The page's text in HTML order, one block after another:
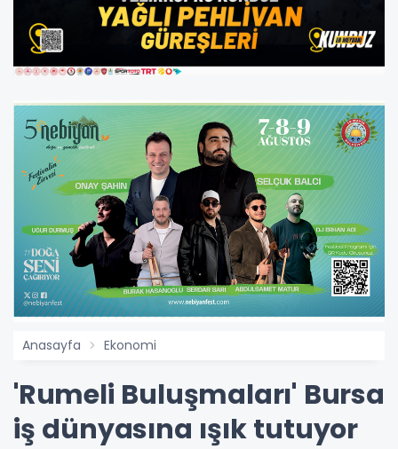
Anasayfa Ekonomi
'Rumeli Buluşmaları' Bursa
iş dünyasına ışık tutuyor